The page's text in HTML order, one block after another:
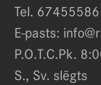
Tel. 67455586
E-pasts:
P.O.T.C.Pk.
S., Sv. slēgts